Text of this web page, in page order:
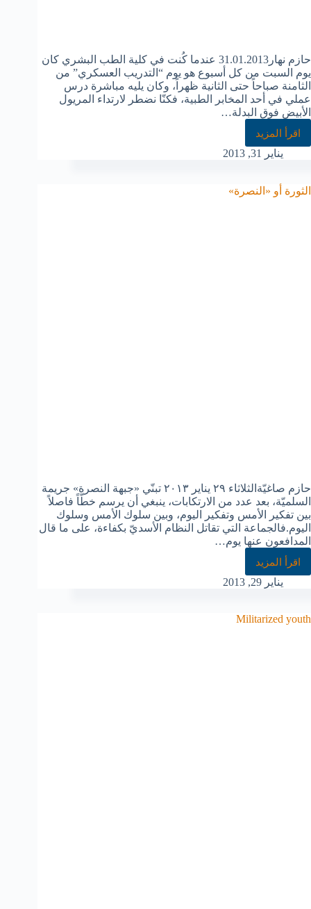
حازم نهار31.01.2013 عندما كُنت في كلية الطب البشري كان
يوم السبت من كل أسبوع هو يوم “التدريب العسكري” من
الثامنة صباحاً حتى الثانية ظهراً، وكان يليه مباشرة درس
عملي في أحد المخابر الطبية، فكنّا نضطر لارتداء المريول
الأبيض فوق البدلة…
اقرأ المزيد
يناير 31, 2013
الثورة أو «النصرة»
حازم صاغيّةالثلاثاء ٢٩ يناير ٢٠١٣ تبنّي «جبهة النصرة» جريمة
السلميّة، بعد عدد من الارتكابات، ينبغي أن يرسم خطّاً فاصلاً
بين تفكير الأمس وتفكير اليوم، وبين سلوك الأمس وسلوك
اليوم.فالجماعة التي تقاتل النظام الأسديّ بكفاءة، على ما قال
المدافعون عنها يوم…
اقرأ المزيد
يناير 29, 2013
Militarized youth